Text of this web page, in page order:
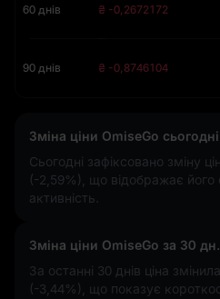
60 днів ₴ -0,2672172
90 днів ₴ -0,8746104
Зміна ціни OmiseGo сьогодні
Сьогодні зафіксовано зміну
(-2,59%)
, що відображає
активність.
Зміна ціни OmiseGo за 30 дн.
За останні 30 днів ціна
(-3,44%)
, що показує